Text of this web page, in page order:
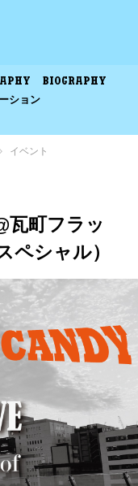
BIOGRAPHY
ション
イベント
瓦町フラッ
ペシャル）